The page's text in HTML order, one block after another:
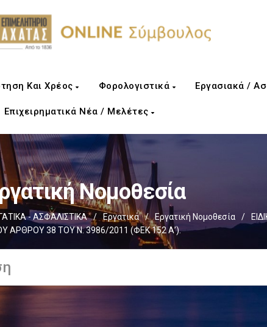
Και Χρέος Φορολογιστικά Εργασιακά /
Επιχειρηματικά Νέα / Μελέτες
Νομοθεσία
- ΑΣΦΑΛΙΣΤΙΚΑ / Εργατικά / Εργατική Νομοθεσία /
ΑΡΘΡΟΥ 38 ΤΟΥ Ν. 3986/2011 (ΦΕΚ 152 Α’).